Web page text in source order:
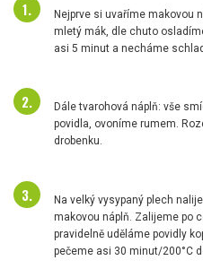
Nejprve si uvaříme makovou
mletý mák, dle chuto
asi 5 minut a necháme
Dále tvarohová náplň: vše
povidla, ovoníme rumem.
drobenku.
Na velký vysypaný plech
makovou náplň. Zalijeme po
pravidelně uděláme povidly
pečeme asi 30 minut/200°C